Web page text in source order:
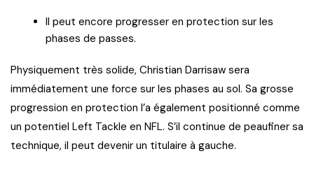
Il peut encore progresser en protection sur les
phases de passes.
Physiquement très solide, Christian Darrisaw sera
immédiatement une force sur les phases au sol. Sa grosse
progression en protection l’a également positionné comme
un potentiel Left Tackle en NFL. S’il continue de peaufiner sa
technique, il peut devenir un titulaire à gauche.